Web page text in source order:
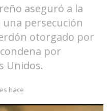
aseguró a la
una persecución
otorgado por
por
Unidos.
hace